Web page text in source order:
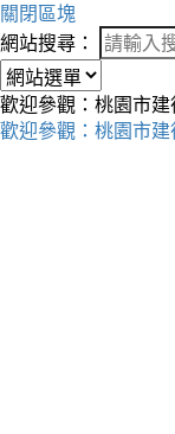
關閉區塊
網站搜尋：
歡迎參觀：桃園市
歡迎參觀：桃園市